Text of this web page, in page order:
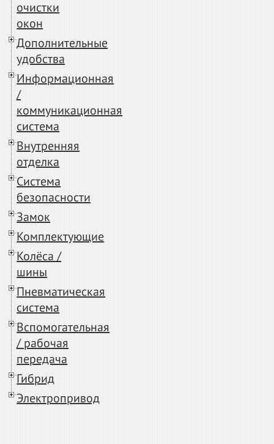
очистки
окон
Дополнительные
удобства
Информационная
/
коммуникационная
система
Внутренняя
отделка
Система
безопасности
Замок
Комплектующие
Колёса /
шины
Пневматическая
система
Вспомогательная
/ рабочая
передача
Гибрид
Электропривод